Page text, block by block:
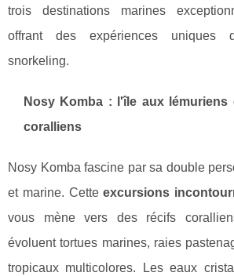
trois destinations marines
offrant des expériences uniques
snorkeling.
Nosy Komba : l'île aux lémuriens
coralliens
Nosy Komba fascine par sa double
et marine. Cetteexcursions
vous mène vers des récifs
évoluent tortues marines, raies
tropicaux multicolores. Les eaux